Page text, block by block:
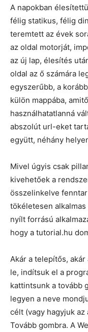
A napokban
félig statikus, félig
teremtett az évek
az oldal motorját,
az új lap, élesítés
oldal az ő számára
egyszerűbb, a
külön mappába,
használhatatlanná
abszolút url-eket
együtt, néhány
Mivel úgyis csak
kivehetőek a
összelinkelve
tökéletesen alkalmas
nyílt forrású
hogy a tutorial.hu
Akár a telepítős,
le, indítsuk el a
kattintsunk a tovább
legyen a neve
célt (vagy hagyjuk
Tovább gombra. A